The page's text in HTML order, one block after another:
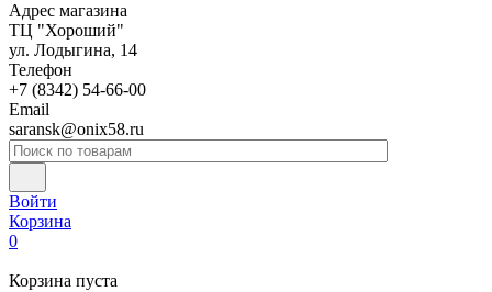
Адрес магазина
ТЦ "Хороший"
ул. Лодыгина, 14
Телефон
+7 (8342) 54-66-00
Email
saransk@onix58.ru
Войти
Корзина
0
Корзина пуста